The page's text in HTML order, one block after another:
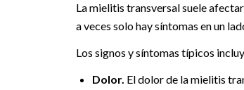
La mielitis transversal suele
a veces solo hay síntomas en un
Los signos y síntomas típicos
Dolor. El dolor de la mielitis